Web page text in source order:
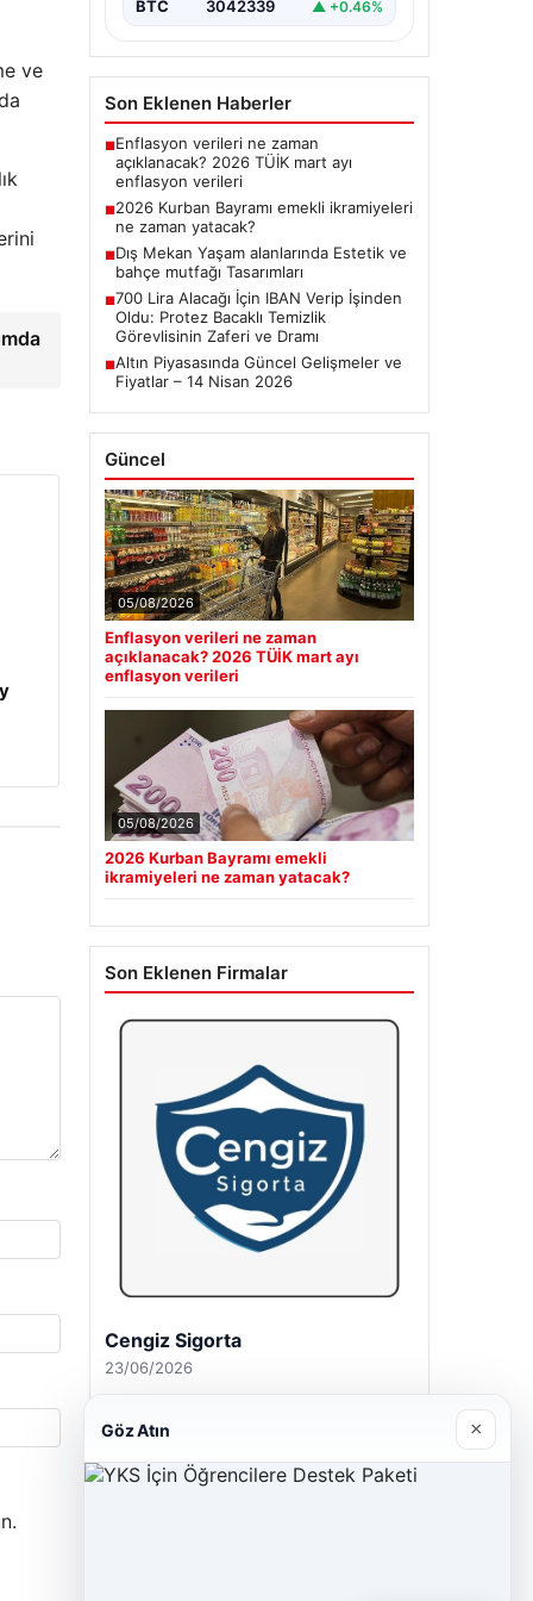
ve
BTC 3042339 ▲ +0.46%
Son Eklenen Haberler
■Enflasyon verileri ne zaman
açıklanacak? 2026 TÜİK mart ayı
enflasyon verileri
■2026 Kurban Bayramı emekli ikramiyeleri
ne zaman yatacak?
■Dış Mekan Yaşam alanlarında Estetik ve
bahçe mutfağı Tasarımları
■700 Lira Alacağı İçin IBAN Verip İşinden
Oldu: Protez Bacaklı Temizlik
Görevlisinin Zaferi ve Dramı
■Altın Piyasasında Güncel Gelişmeler ve
Fiyatlar – 14 Nisan 2026
Güncel
05/08/2026
Enflasyon verileri ne zaman
açıklanacak? 2026 TÜİK mart ayı
enflasyon verileri
05/08/2026
2026 Kurban Bayramı emekli
ikramiyeleri ne zaman yatacak?
Son Eklenen Firmalar
Cengiz Sigorta
23/06/2026
Göz Atın ×